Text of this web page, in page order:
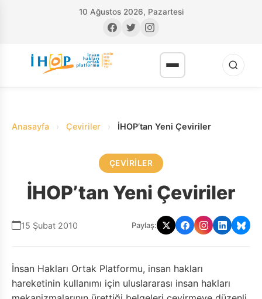
10 Ağustos 2026, Pazartesi
Anasayfa › Çeviriler › İHOP’tan Yeni Çeviriler
ÇEVIRILER
İHOP’tan Yeni Çeviriler
15 Şubat 2010 Paylaş:
İnsan Hakları Ortak Platformu, insan hakları
hareketinin kullanımı için uluslararası insan hakları